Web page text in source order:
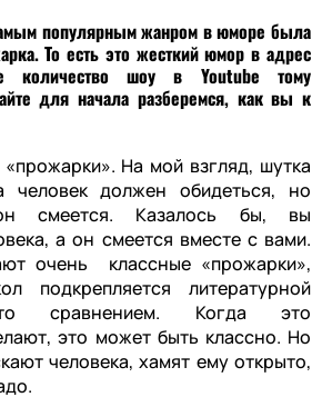
популярным жанром в юморе была
То есть это жесткий юмор в адрес
количество шоу в Youtube тому
для начала разберемся, как вы к
На мой взгляд, шутка
человек должен обидеться, но
смеется. Казалось бы, вы
а он смеется вместе с вами.
очень классные «прожарки»,
подкрепляется литературной
то сравнением. Когда это
это может быть классно. Но
человека, хамят ему открыто,